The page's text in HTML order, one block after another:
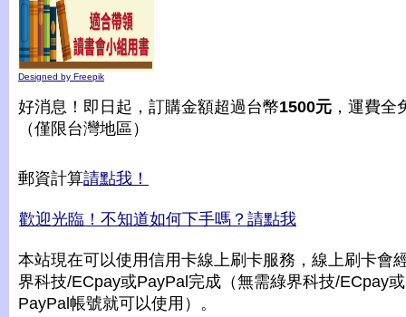
Designed by Freepik
好消息！即日起，訂購金額超過台幣1500元 ，運費全
（僅限台灣地區）
郵資計算請點我！
歡迎光臨！不知道如何下手嗎？請點我
本站現在可以使用信用卡線上刷卡服務，線上刷卡會
界科技/ECpay或PayPal完成（無需綠界科技/ECpay或
PayPal帳號就可以使用）。